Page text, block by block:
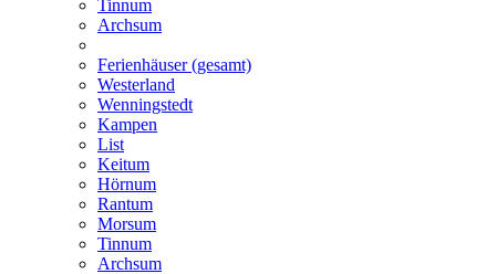
Tinnum
Archsum
Ferienhäuser (gesamt)
Westerland
Wenningstedt
Kampen
List
Keitum
Hörnum
Rantum
Morsum
Tinnum
Archsum